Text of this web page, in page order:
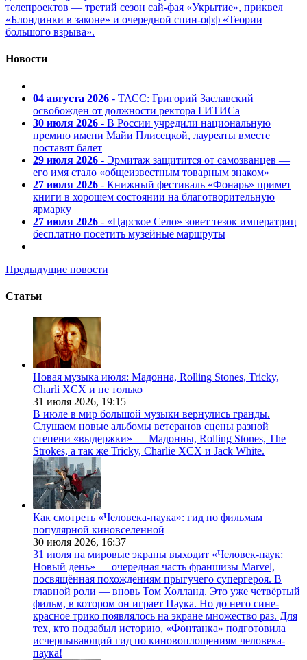
телепроектов — третий сезон сай-фая «Укрытие», приквел
«Блондинки в законе» и очередной спин-офф «Теории
большого взрыва».
Новости
04 августа 2026 - ТАСС: Григорий Заславский
освобожден от должности ректора ГИТИСа
30 июля 2026 - В России учредили национальную
премию имени Майи Плисецкой, лауреаты вместе
поставят балет
29 июля 2026 - Эрмитаж защитится от самозванцев —
его имя стало «общеизвестным товарным знаком»
27 июля 2026 - Книжный фестиваль «Фонарь» примет
книги в хорошем состоянии на благотворительную
ярмарку
27 июля 2026 - «Царское Село» зовет тезок императриц
бесплатно посетить музейные маршруты
Предыдущие новости
Статьи
Новая музыка июля: Мадонна, Rolling Stones, Tricky,
Charli XCX и не только
31 июля 2026, 19:15
В июле в мир большой музыки вернулись гранды.
Слушаем новые альбомы ветеранов сцены разной
степени «выдержки» — Мадонны, Rolling Stones, The
Strokes, а так же Tricky, Charlie XCX и Jack White.
Как смотреть «Человека-паука»: гид по фильмам
популярной киновселенной
30 июля 2026, 16:37
31 июля на мировые экраны выходит «Человек-паук:
Новый день» — очередная часть франшизы Marvel,
посвящённая похождениям прыгучего супергероя. В
главной роли — вновь Том Холланд. Это уже четвёртый
фильм, в котором он играет Паука. Но до него сине-
красное трико появлялось на экране множество раз. Для
тех, кто подзабыл историю, «Фонтанка» подготовила
исчерпывающий гид по киновоплощениям человека-
паука!